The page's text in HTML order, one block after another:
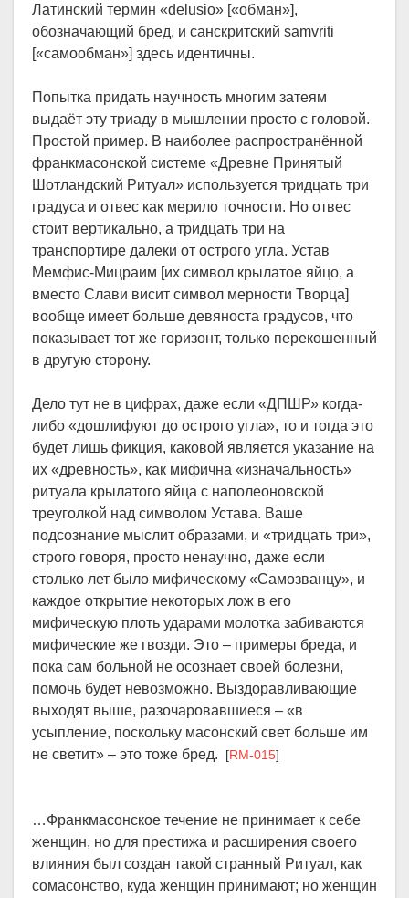
Латинский термин «delusio» [«обман»],
обозначающий бред, и санскритский samvriti
[«самообман»] здесь идентичны.
Попытка придать научность многим затеям
выдаёт эту триаду в мышлении просто с головой.
Простой пример. В наиболее распространённой
франкмасонской системе «Древне Принятый
Шотландский Ритуал» используется тридцать три
градуса и отвес как мерило точности. Но отвес
стоит вертикально, а тридцать три на
транспортире далеки от острого угла. Устав
Мемфис-Мицраим [их символ крылатое яйцо, а
вместо Слави висит символ мерности Творца]
вообще имеет больше девяноста градусов, что
показывает тот же горизонт, только перекошенный
в другую сторону.
Дело тут не в цифрах, даже если «ДПШР» когда-
либо «дошлифуют до острого угла», то и тогда это
будет лишь фикция, каковой является указание на
их «древность», как мифична «изначальность»
ритуала крылатого яйца с наполеоновской
треуголкой над символом Устава. Ваше
подсознание мыслит образами, и «тридцать три»,
строго говоря, просто ненаучно, даже если
столько лет было мифическому «Самозванцу», и
каждое открытие некоторых лож в его
мифическую плоть ударами молотка забиваются
мифические же гвозди. Это – примеры бреда, и
пока сам больной не осознает своей болезни,
помочь будет невозможно. Выздоравливающие
выходят выше, разочаровавшиеся – «в
усыпление, поскольку масонский свет больше им
не светит» – это тоже бред. [RM-015]
…Франкмасонское течение не принимает к себе
женщин, но для престижа и расширения своего
влияния был создан такой странный Ритуал, как
сомасонство, куда женщин принимают; но женщин